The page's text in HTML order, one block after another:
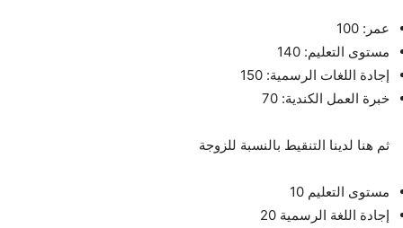
عمر: 100
مستوى التعليم: 140
إجادة اللغات الرسمية: 150
خبرة العمل الكندية: 70
ثم هنا لدينا التنقيط بالنسبة للزوجة
مستوى التعليم 10
إجادة اللغة الرسمية 20